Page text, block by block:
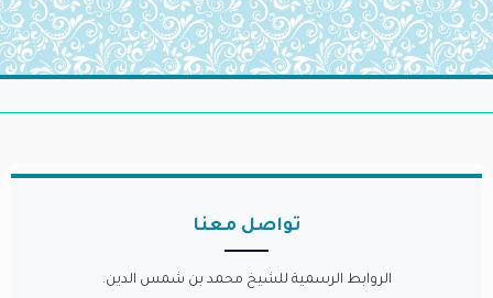
تواصل معنا
الروابط الرسمية للشيخ محمد بن شمس الدين.